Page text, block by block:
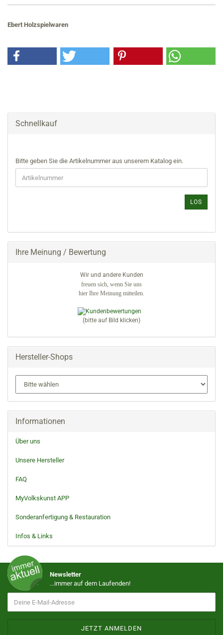
Ebert Holzspielwaren
Schnellkauf
BITTE
GEBEN
SIE
DIE
EIN.
Bitte geben Sie die Artikelnummer aus unserem Katalog ein.
LOS
Ihre Meinung / Bewertung
Wir und andere Kunden
freuen sich, wenn Sie uns
hier Ihre Meinung mitteilen.
(bitte auf Bild klicken)
Hersteller-Shops
Informationen
Über uns
Unsere Hersteller
FAQ
MyVolkskunst APP
Sonderanfertigung & Restauration
Infos & Links
Newsletter
...immer auf dem Laufenden!